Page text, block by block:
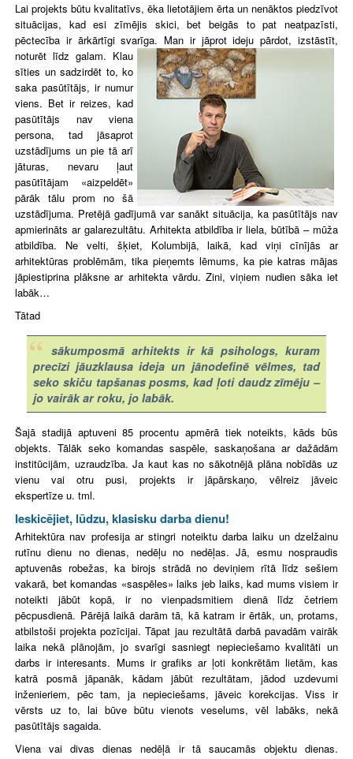
Lai projekts būtu kvalitatīvs, ēka lietotājiem ērta un nenāktos piedzīvot
situācijas, kad esi zīmējis skici, bet beigās to pat neatpazīsti,
pēctecība ir ārkārtīgi svarīga. Man ir jāprot ideju pārdot, izstāstīt,
noturēt līdz galam. Klau
sīties un sadzirdēt to, ko
saka pasūtītājs, ir numur
viens. Bet ir reizes, kad
pasūtītājs nav viena
persona, tad jāsaprot
uzstādījums un pie tā arī
jāturas, nevaru ļaut
pasūtītājam «aizpeldēt»
pārāk tālu prom no šā
uzstādījuma. Pretējā gadījumā var sanākt situācija, ka pasūtītājs nav
apmierināts ar galarezultātu. Arhitekta atbildība ir liela, būtībā – mūža
atbildība. Ne velti, šķiet, Kolumbijā, laikā, kad viņi cīnījās ar
arhitektūras problēmām, tika pieņemts lēmums, ka pie katras mājas
jāpiestiprina plāksne ar arhitekta vārdu. Zini, viņiem nudien sāka iet
labāk…
Tātad
sākumposmā arhitekts ir kā psihologs, kuram
precīzi jāuzklausa ideja un jānodefinē vēlmes, tad
seko skiču tapšanas posms, kad ļoti daudz zīmēju –
jo vairāk ar roku, jo labāk.
Šajā stadijā aptuveni 85 procentu apmērā tiek noteikts, kāds būs
objekts. Tālāk seko komandas saspēle, saskaņošana ar dažādām
institūcijām, uzraudzība. Ja kaut kas no sākotnējā plāna nobīdās uz
vienu vai otru pusi, projekts ir jāpārskaņo, vēlreiz jāveic
ekspertīze u. tml.
Ieskicējiet, lūdzu, klasisku darba dienu!
Arhitektūra nav profesija ar stingri noteiktu darba laiku un dzelžainu
rutīnu dienu no dienas, nedēļu no nedēļas. Jā, esmu nospraudis
aptuvenās robežas, ka birojs strādā no deviņiem rītā līdz sešiem
vakarā, bet komandas «saspēles» laiks jeb laiks, kad mums visiem ir
noteikti jābūt kopā, ir no vienpadsmitiem dienā līdz četriem
pēcpusdienā. Pārējā laikā darām tā, kā katram ir ērtāk, un, protams,
atbilstoši projekta pozīcijai.Tāpat jau rezultātā darbā pavadām vairāk
laika nekā plānojām, jo svarīgi sasniegt nepieciešamo kvalitāti un
darbs ir interesants. Mums ir grafiks ar ļoti konkrētām lietām, kas
katrā posmā jāpanāk, kādam jābūt rezultātam, jādod uzdevumi
inženieriem, pēc tam, ja nepieciešams, jāveic korekcijas. Viss ir
vērsts uz to, lai būve būtu vienots veselums, vēl labāks, nekā
pasūtītājs sagaida.
Viena vai divas dienas nedēļā ir tā saucamās objektu dienas.